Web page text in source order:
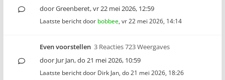
doorGreenberet,vr 22 mei 2026, 12:59
Laatste bericht door bobbee, vr 22 mei 2026, 14:14
Even voorstellen 3 Reacties 723 Weergaves
door Jur Jan,do 21 mei 2026, 10:59
Laatste bericht door Dirk Jan, do 21 mei 2026, 18:26